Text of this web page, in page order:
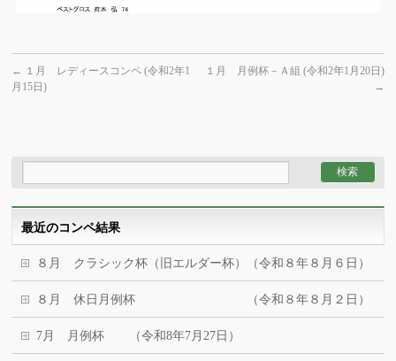
← １月 レディースコンペ (令和2年1
月15日)
１月 月例杯－Ａ組 (令和2年1月20日)
→
最近のコンペ結果
８月 クラシック杯（旧エルダー杯）（令和８年８月６日）
８月 休日月例杯 （令和８年８月２日）
7月 月例杯 （令和8年7月27日）